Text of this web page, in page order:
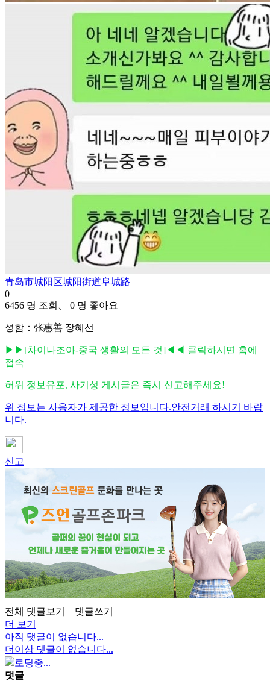
青岛市城阳区城阳街道阜城路
0
6456 명 조회、 0 명 좋아요
성함：张惠善 장혜선
▶▶ [차이나조아-중국 생활의 모든 것]◀◀ 클릭하시면 홈에
접속
허위 정보유포, 사기성 게시글은 즉시 신고해주세요!
위 정보는 사용자가 제공한 정보입니다.안전거래 하시기 바랍
니다.
신고
전체 댓글보기
댓글쓰기
더 보기
아직 댓글이 없습니다...
더이상 댓글이 없습니다...
로딩중...
댓글